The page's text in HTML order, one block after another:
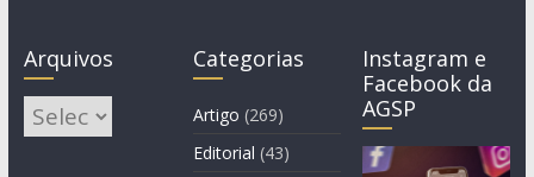
Arquivos
Arquivos
Categorias
Artigo (269)
Editorial (43)
Instagram e
Facebook da
AGSP